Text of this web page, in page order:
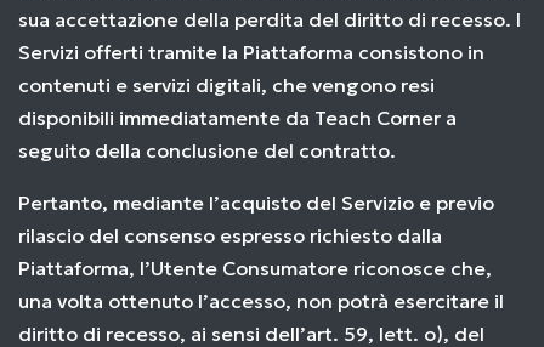
sua accettazione della perdita del diritto di recesso. I
Servizi offerti tramite la Piattaforma consistono in
contenuti e servizi digitali, che vengono resi
disponibili immediatamente da Teach Corner a
seguito della conclusione del contratto.
Pertanto, mediante l’acquisto del Servizio e previo
rilascio del consenso espresso richiesto dalla
Piattaforma, l’Utente Consumatore riconosce che,
una volta ottenuto l’accesso, non potrà esercitare il
diritto di recesso, ai sensi dell’art. 59, lett. o), del